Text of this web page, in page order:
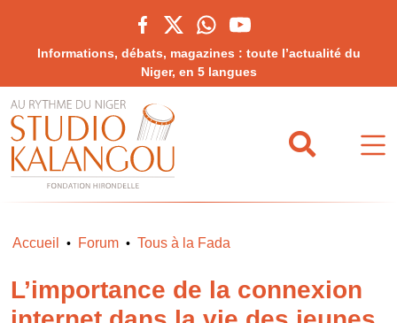
Informations, débats, magazines : toute l’actualité du
Niger, en 5 langues
Accueil • Forum • Tous à la Fada
L’importance de la connexion